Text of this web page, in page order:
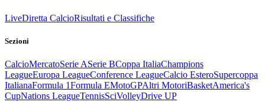
LiveDiretta CalcioRisultati e Classifiche
Sezioni
CalcioMercatoSerie ASerie BCoppa ItaliaChampions
LeagueEuropa LeagueConference LeagueCalcio EsteroSupercoppa
ItalianaFormula 1Formula EMotoGPAltri MotoriBasketAmerica's
CupNations LeagueTennisSciVolleyDrive UP